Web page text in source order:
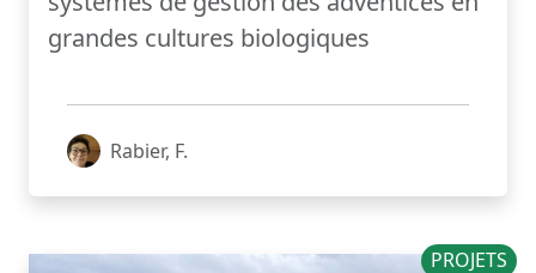
grandes cultures biologiques
Rabier, F.
PROJETS